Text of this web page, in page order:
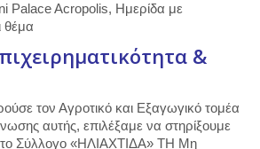
Palace Acropolis, Ημερίδα με
θέμα
&
τον Αγροτικό και Εξαγωγικό τομέα
αυτής, επιλέξαμε να στηρίξουμε
το Σύλλογο «ΗΛΙΑΧΤΙΔΑ» ΤΗ Μη